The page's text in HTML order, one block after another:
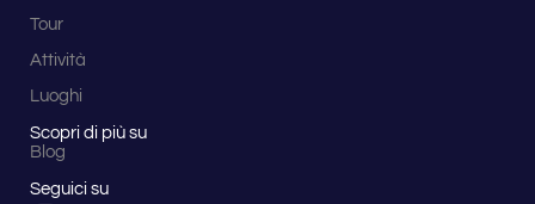
Tour
Attività
Luoghi
Scopri di più su
Blog
Seguici su